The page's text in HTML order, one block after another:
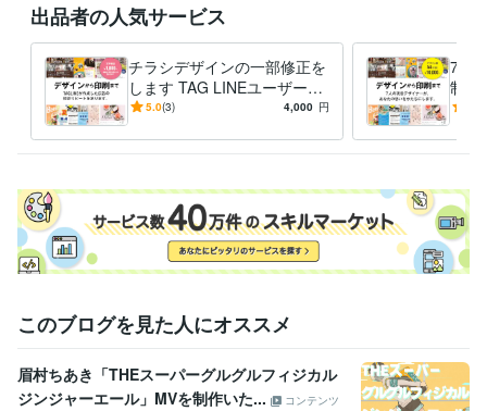
出品者の人気サービス
チラシデザインの一部修正を
します TAG LINEユーザー向
け チラシの修正を承ります
5.0(3) 4,000 円
7人
制作
あな
しま
このブログを見た人にオススメ
眉村ちあき「THEスーパーグルグルフィジカル
ジンジャーエール」MVを制作いた...
コンテンツ